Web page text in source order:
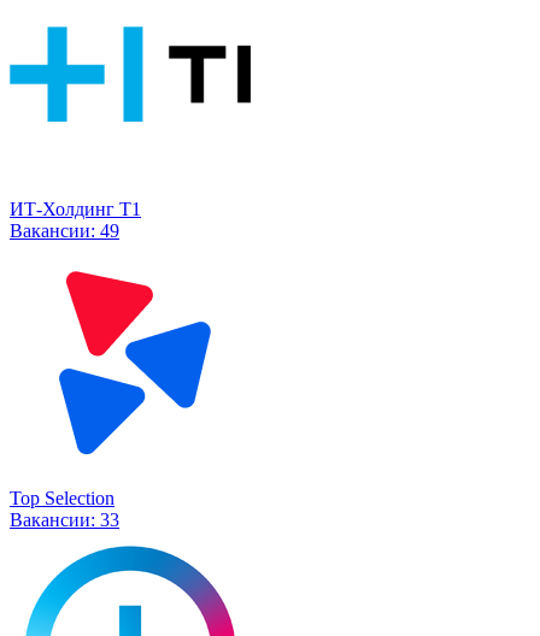
ИТ-Холдинг Т1
Вакансии: 49
Top Selection
Вакансии: 33